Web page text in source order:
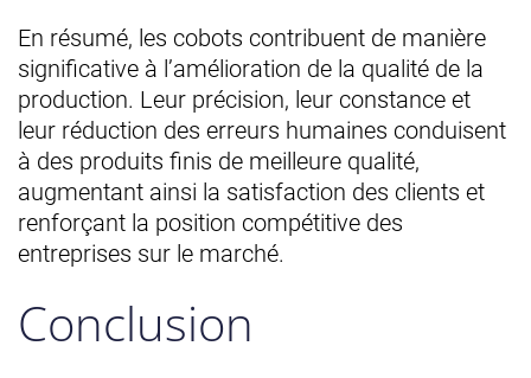
En résumé, les cobots contribuent de manière
significative à l’amélioration de la qualité de la
production. Leur précision, leur constance et
leur réduction des erreurs humaines conduisent
à des produits finis de meilleure qualité,
augmentant ainsi la satisfaction des clients et
renforçant la position compétitive des
entreprises sur le marché.
Conclusion